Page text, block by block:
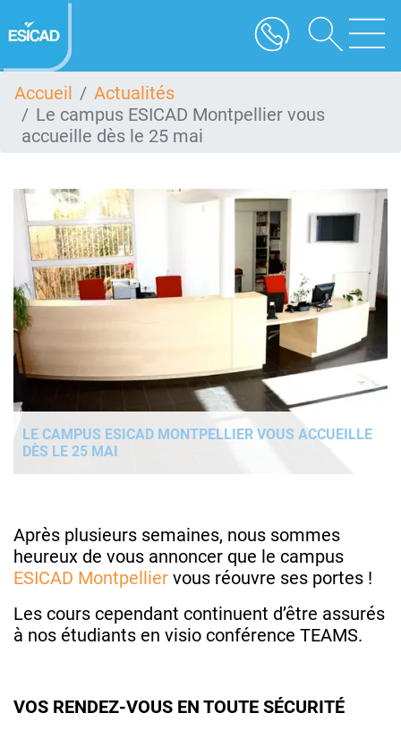
au
contenu
Accueil
Actualités
Le campus ESICAD Montpellier vous
accueille dès le 25 mai
LE CAMPUS ESICAD MONTPELLIER VOUS ACCUEILLE
DÈS LE 25 MAI
Après plusieurs semaines, nous sommes
heureux de vous annoncer que le campus
ESICAD Montpellier vous réouvre ses portes !
Les cours cependant continuent d’être assurés
à nos étudiants en visio conférence TEAMS.
VOS RENDEZ-VOUS EN TOUTE SÉCURITÉ